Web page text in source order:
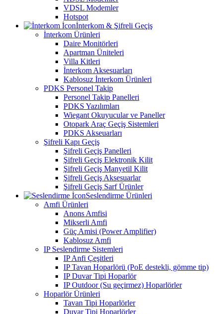
VDSL Modemler
Hotspot
İnterkom & Şifreli Geçiş
İnterkom Ürünleri
Daire Monitörleri
Apartman Üniteleri
Villa Kitleri
İnterkom Aksesuarları
Kablosuz İnterkom Ürünleri
PDKS Personel Takip
Personel Takip Panelleri
PDKS Yazılımları
Wiegant Okuyucular ve Paneller
Otopark Araç Geçiş Sistemleri
PDKS Akseuarları
Şifreli Kapı Geçiş
Şifreli Geçiş Panelleri
Şifreli Geçiş Elektronik Kilit
Şifreli Geçiş Manyetil Kilit
Şifreli Geçiş Aksesuarlar
Şifreli Geçiş Sarf Ürünler
Seslendirme Ürünleri
Amfi Ürünleri
Anons Amfisi
Mikserli Amfi
Güç Amisi (Power Amplifier)
Kablosuz Amfi
IP Seslendirme Sistemleri
IP Anfi Çeşitleri
IP Tavan Hoparlörü (PoE destekli, gömme tip)
IP Duvar Tipi Hoparlör
IP Outdoor (Su geçirmez) Hoparlörler
Hoparlör Ürünleri
Tavan Tipi Hoparlörler
Duvar Tipi Hoparlörler